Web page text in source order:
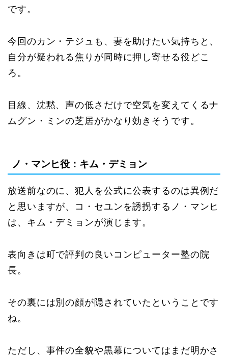
です。
今回のカン・テジュも、妻を助けたい気持ちと、
自分が疑われる焦りが同時に押し寄せる役どこ
ろ。
目線、沈黙、声の低さだけで空気を変えてくるナ
ムグン・ミンの芝居がかなり効きそうです。
ノ・マンヒ役：キム・デミョン
放送前なのに、犯人を公式に公表するのは異例だ
と思いますが、コ・セユンを誘拐するノ・マンヒ
は、キム・デミョンが演じます。
表向きは町で評判の良いコンピューター塾の院
長。
その裏には別の顔が隠されていたということです
ね。
ただし、事件の全貌や黒幕についてはまだ明かさ